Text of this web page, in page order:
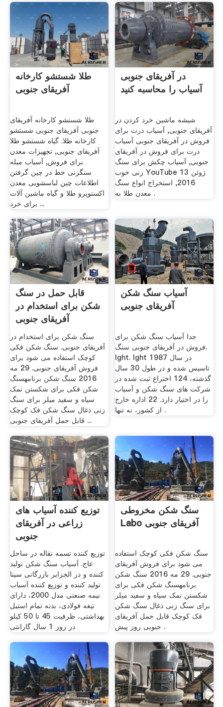
طلا شستشو کارخانه
آفریقای جنوبی
طلا شستشو کارخانه آفریقای
جنوبی آفریقای جنوبی شستشو
کارخانه طلا. گیاه شستشو طلا
آفریقای جنوبی, تجهیزات معدن
برای فروش, آسیاب میله
سنگزنی خط در چین گرفتن
اطلاعات چین لباسشویی معدن
اکستوپرو طلا و گیاه ماشین آلات
برای خرد ...
در آفریقای جنوبی
آسیاب را محاسبه کنید
شیشه ماشین خرد کردن در
آفریقای جنوبی, آسیاب ذرت برای
فروش در آفریقای جنوبی آسیاب
ذرت برای فروش در آفریقای
جنوبی, آسیاب چکش برای سنگ
زنی خوب YouTube 13 ژوئن
2016, استخراج انواع سنگ
معدن طلا به .
قابل حمل در سنگ
شکن برای استخدام در
آفریقای جنوبی
سنگ شکن برای استخدام در
آفریقای جنوبی. سنگ شکن فکی
کوچک استفاده می شود برای
فروش آفریقای جنوبی. 29 مه
2016 سنگ شکن برنامهسنگ
شکن فکی برای شکستن نمک
سیاه و سفید میلر برای سنگ
زنی ذغال سنگ شکن فک کوچک
قابل حمل آفریقای جنوبی ...
آسیاب سنگ شکن
آفریقای جنوبی
جدا آسیاب سنگ شکن برای
فروش در آفریقای جنوبی سنگ.
lght. lght در سال 1987
تاسیس شده و در طول 30 سال
گذشته، 124 اختراع ثبت شده در
شركت های سنگ شكن و آسیاب
را در اختیار دارد. 22 اداره خارج
از کشور، نه تنها .
توزیع کننده آسیاب های
زراعی در آفریقای
جنوبی
توزیع کننده تسمه نقاله در ساحل
عاج. آسیاب سنگ شکن تولید
کننده و در الجزایر بازرگانی سینا
تولید کننده و توزیع کننده آسیاب
نیمه صنعتی مدل 2000، دارای
تیغه فولادی، بدنه تمام استیل
بهداشتی، ظرفیت 45 تا 50 کیلو
در روز 1 سال گارانتی
سنگ شکن مخروطی
Labo آفریقای جنوبی
سنگ شکن فکی کوچک استفاده
می شود برای فروش آفریقای
جنوبی. 29 مه 2016 سنگ شکن
برنامهسنگ شکن فکی برای
شکستن نمک سیاه و سفید میلر
برای سنگ زنی ذغال سنگ شکن
فک کوچک قابل حمل آفریقای
جنوبی روز پیش .